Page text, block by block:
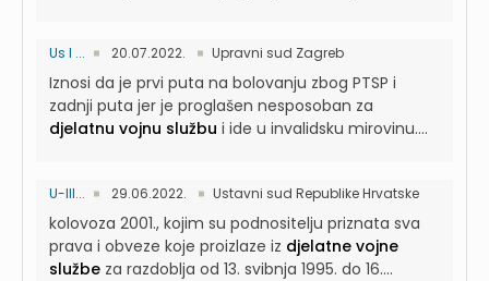
Us I ... 20.07.2022. Upravni sud Zagreb
Iznosi da je prvi puta na bolovanju zbog PTSP i
zadnji puta jer je proglašen nesposoban za
djelatnu vojnu službu i ide u invalidsku mirovinu....
U-III... 29.06.2022. Ustavni sud Republike Hrvatske
kolovoza 2001., kojim su podnositelju priznata sva
prava i obveze koje proizlaze iz djelatne vojne
službe za razdoblja od 13. svibnja 1995. do 16....